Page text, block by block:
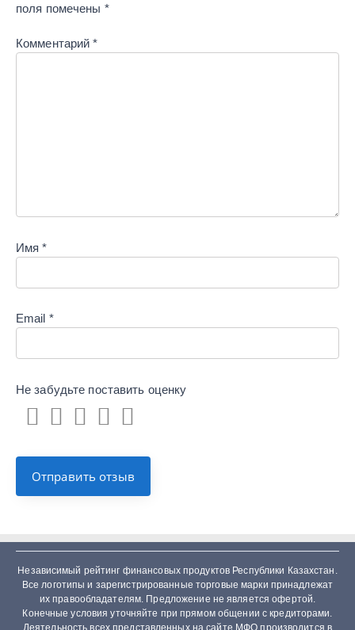
поля помечены *
Комментарий*
Имя*
Email *
Не забудьте поставить оценку
Независимый рейтинг финансовых продуктов Республики Казахстан.
Все логотипы и зарегистрированные торговые марки принадлежат
их правообладателям. Предложение не является офертой.
Конечные условия уточняйте при прямом общении с кредиторами.
Деятельность всех представленных на сайте МФО производится в